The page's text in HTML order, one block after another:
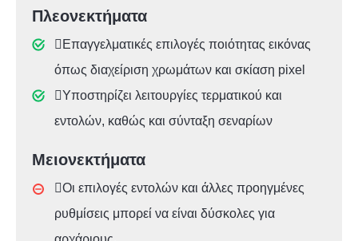
Πλεονεκτήματα
Επαγγελματικές επιλογές ποιότητας εικόνας
όπως διαχείριση χρωμάτων και σκίαση pixel
Υποστηρίζει λειτουργίες τερματικού και
εντολών, καθώς και σύνταξη σεναρίων
Μειονεκτήματα
Οι επιλογές εντολών και άλλες προηγμένες
ρυθμίσεις μπορεί να είναι δύσκολες για